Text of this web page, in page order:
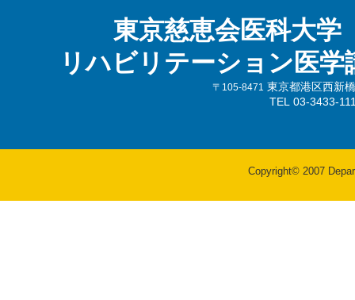
東京慈恵会医科大学
リハビリテーション医学
〒105-8471
東京都港区西新
TEL 03-3433-
Copyright© 2007